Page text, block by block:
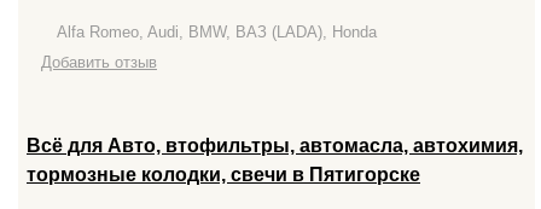
Alfa Romeo, Audi, BMW, ВАЗ (LADA), Honda
Добавить отзыв
Всё для Авто, втофильтры, автомасла, автохимия,
тормозные колодки, свечи в Пятигорске